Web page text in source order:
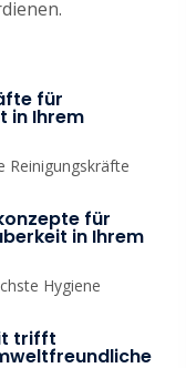
für
in Ihrem
Reinigungskräfte
für
in Ihrem
Hygiene
trifft